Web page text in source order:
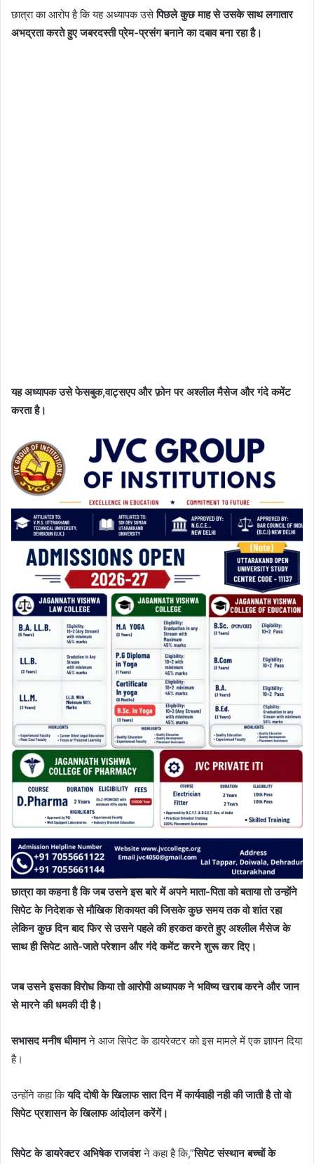
छात्रा का आरोप है कि यह अध्यापक उसेपिछले कुछ माह से उसके साथ लगातार
अभद्रता करते हुए जबरदस्ती प्रेम-प्रसंग बनाने का दबाव बना रहा है।
यह अध्यापक उसे फेसबुक,वाट्सएप और फ़ोन पर अश्लील मैसेज और गंदे कमेंट
करता है।
छात्रा का कहना है कि जब उसने इस बारे में अपने माता-पिता को बताया तो उन्होंने
सिपेट के निदेशक से मौखिक शिकायत की जिसके कुछ समय तक वो शांत रहा
लेकिन कुछ दिन बाद फिर से उसने पहले की हरकत करते हुए अश्लील मैसेज के
साथ ही सिपेट आते-जाते परेशान और गंदे कमेंट करने शुरू कर दिए।
जब उसने इसका विरोध किया तो आरोपी अध्यापक ने भविष्य खराब करने और जान
से मारने की धमकी दी है।
सभासद मनीष धीमानने आज सिपेट के डायरेक्टर को इस मामले में एक ज्ञापन दिया
है।
उन्होंने कहा कियदि दोषी के खिलाफ सात दिन में कार्यवाही नही की जाती है तो वो
सिपेट प्रशासन के खिलाफ आंदोलन करेंगें।
सिपेट के डायरेक्टर अभिषेक राजवंशने कहा है कि,”सिपेट संस्थान बच्चों के